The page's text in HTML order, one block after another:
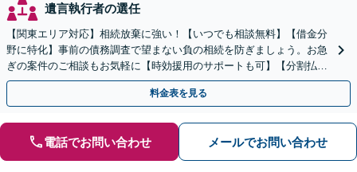
遺言執行者の選任
【関東エリア対応】相続放棄に強い！【いつでも相談無料】【借金分
野に特化】事前の債務調査で望まない負の相続を防ぎましょう。お急
ぎの案件のご相談もお気軽に【時効援用のサポートも可】【分割払い
利用可】【休日電話相談可能】
料金表を見る
電話でお問い合わせ メールでお問い合わせ